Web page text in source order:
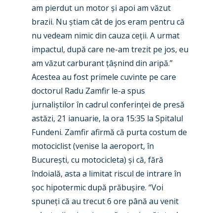
am pierdut un motor și apoi am văzut
brazii. Nu știam cât de jos eram pentru că
nu vedeam nimic din cauza ceții. A urmat
impactul, după care ne-am trezit pe jos, eu
am văzut carburant țâșnind din aripă.”
Acestea au fost primele cuvinte pe care
doctorul Radu Zamfir le-a spus
jurnaliștilor în cadrul conferinței de presă
astăzi, 21 ianuarie, la ora 15:35 la Spitalul
Fundeni. Zamfir afirmă că purta costum de
motociclist (venise la aeroport, în
București, cu motocicleta) și că, fără
îndoială, asta a limitat riscul de intrare în
șoc hipotermic după prăbușire. “Voi
spuneți că au trecut 6 ore până au venit